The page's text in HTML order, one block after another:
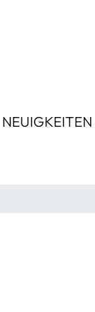
NEUIGKEITEN